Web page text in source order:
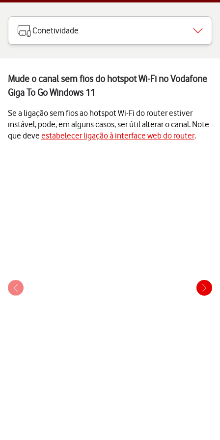
Conetividade
Mude o canal sem fios do hotspot Wi-Fi no Vodafone
Giga To Go Windows 11
Se a ligação sem fios ao hotspot Wi-Fi do router estiver
instável, pode, em alguns casos, ser útil alterar o canal. Note
que deve estabelecer ligação à interface web do router.